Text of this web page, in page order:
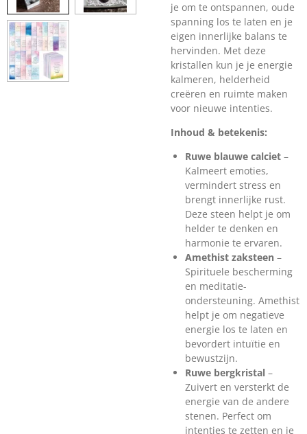
je om te ontspannen, oude
spanning los te laten en je
eigen innerlijke balans te
hervinden. Met deze
kristallen kun je je energie
kalmeren, helderheid
creëren en ruimte maken
voor nieuwe intenties.
Inhoud & betekenis:
Ruwe blauwe calciet –
Kalmeert emoties,
vermindert stress en
brengt innerlijke rust.
Deze steen helpt je om
helder te denken en
harmonie te ervaren.
Amethist zaksteen –
Spirituele bescherming
en meditatie-
ondersteuning. Amethist
helpt je om negatieve
energie los te laten en
bevordert intuïtie en
bewustzijn.
Ruwe bergkristal –
Zuivert en versterkt de
energie van de andere
stenen. Perfect om
intenties te zetten en je